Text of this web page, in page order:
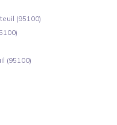
(95100)
(95100)